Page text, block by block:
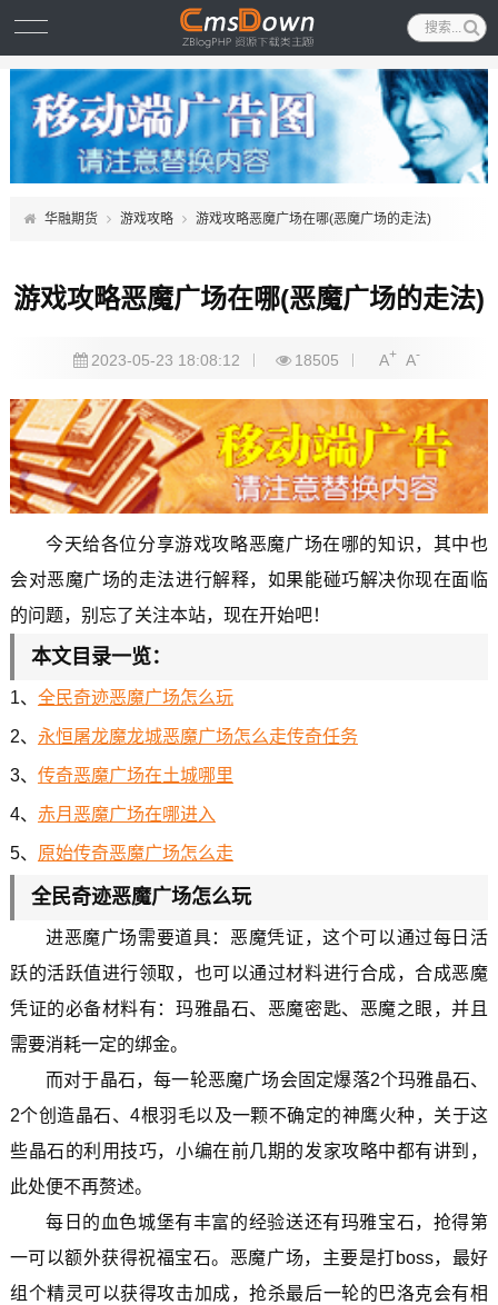
华融期货 游戏攻略 游戏攻略恶魔广场在哪(恶魔广场的走法)
游戏攻略恶魔广场在哪(恶魔广场的走法)
2023-05-23 18:08:12 18505 A+ A-
今天给各位分享游戏攻略恶魔广场在哪的知识，其中也
会对恶魔广场的走法进行解释，如果能碰巧解决你现在面临
的问题，别忘了关注本站，现在开始吧！
本文目录一览：
1、 全民奇迹恶魔广场怎么玩
2、 永恒屠龙魔龙城恶魔广场怎么走传奇任务
3、 传奇恶魔广场在土城哪里
4、 赤月恶魔广场在哪进入
5、 原始传奇恶魔广场怎么走
全民奇迹恶魔广场怎么玩
进恶魔广场需要道具：恶魔凭证，这个可以通过每日活
跃的活跃值进行领取，也可以通过材料进行合成，合成恶魔
凭证的必备材料有：玛雅晶石、恶魔密匙、恶魔之眼，并且
需要消耗一定的绑金。
而对于晶石，每一轮恶魔广场会固定爆落2个玛雅晶石、
2个创造晶石、4根羽毛以及一颗不确定的神鹰火种，关于这
些晶石的利用技巧，小编在前几期的发家攻略中都有讲到，
此处便不再赘述。
每日的血色城堡有丰富的经验送还有玛雅宝石，抢得第
一可以额外获得祝福宝石。恶魔广场，主要是打boss，最好
组个精灵可以获得攻击加成，抢杀最后一轮的巴洛克会有相